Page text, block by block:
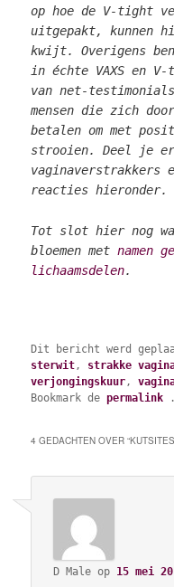
op hoe de V-tight
uitgepakt, kunnen
kwijt. Overigens
in échte VAXS en
van net-
mensen die zich
betalen om met
strooien. Deel je
vaginaverstrakkers
reacties hieronder.
Tot slot hier nog
bloemen met namen
lichaamsdelen.
Dit bericht werd
sterwit, strakke
verjongingskuur,
Bookmark depermalink .
4 GEDACHTEN OVER “
D Male op 15 mei